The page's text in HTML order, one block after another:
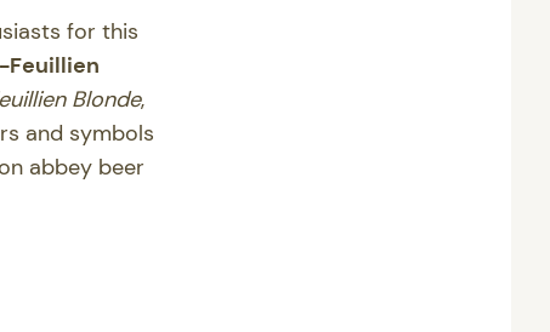
for this
Feuillien
Blonde,
and symbols
abbey beer